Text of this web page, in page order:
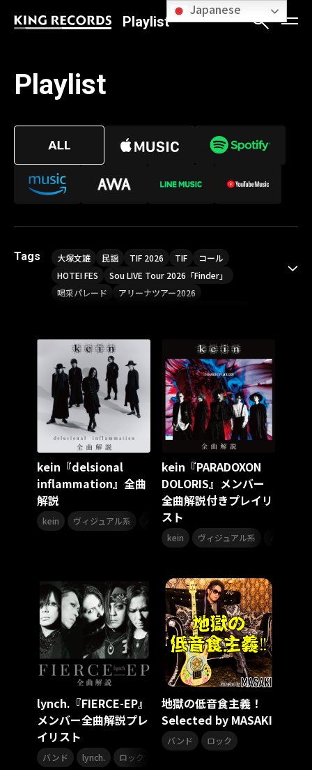
Playlist
Playlist
Tags 大塚文雄 民謡 TIF 2026 TIF
コール
HOTEI FES
Sou LIVE Tour 2026「Finder」
喝采パレード
アリーナツアー2026
魔法少女リリカルなのは
Rain Tree
SAKI
PLUVIA
やついフェス
ポジティブソング
いぬかみっ!
アイドルソング
ごぶごぶフェスティバル2026
Masato
島 憂樹
風水ノ里恒彦
ミスタートロットジャパン
牛島隆太
カモシタサラ
インナージャーニー
本多秀
石田千穂
STU48 9周年コンサート
SAKAE SP-RING 2026
SOME MINGLE
南野陽子
JAPAN JAM
JAPAN JAM 2026
ももクロランド
廣野
機動戦士ガンダムZZ
ダイアリー
的場浩司
Faulieu． Anime
ノットイコールミー
Vtuber
Sumio Shiratori Moomin
ヒーロー
ももクリ2025
ドレスコーズのクリスマス
ホワイトスコーピオン
ピンキーとキラーズ
TRIX
リクエストアワー
リクアワ
カリスマガンボ
TRiDENT
気志團万博
童謡
カリスマガンボツアー
ANGEL EYES MIQ
MIO
YUMA UCHIDA LIVE TOUR 2025 アトリエ ～Colorful～
映画音楽
KING MINYO GROOVE
MAD TRIGGER CREW
ギタリスト
Bimi Live Galley
Living Streak
kein『delsional
inflammation』全曲
解説
kein ヴィジュアル系 バンド
kein『PARADOXON
DOLORIS』メンバー
全曲解説付きプレイリ
スト
kein ヴィジュアル系
lynch.『FIERCE-EP』
メンバー全曲解説プレ
イリスト
バンド lynch. ロック
地獄の低音食主義！
Selected by MASAKI
バンド ロック
Japanese